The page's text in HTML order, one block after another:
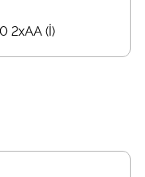
2xAA (İ)